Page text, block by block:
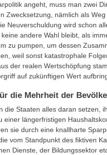
angeht, muss man zwei
Zwecksetzung, nämlich als
Neuverschuldung wird schon
andere Wahl bleibt, als
zu pumpen, um dessen
weil sonst katastrophale
der realen Wertschöpfung
auf zukünftigen Wert
die Mehrheit der
die Staaten alles daran setzen,
einer längerfristigen
sie durch eine knallharte
vom Standpunkt des fiktiven
Dienste, der Bildungssektor